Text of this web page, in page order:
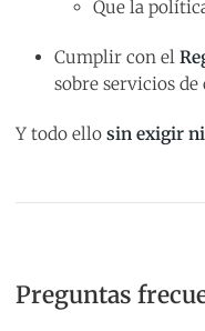
Que la
Cumplir con el
sobre servicios de
Y todo ello sin exigir
Preguntas